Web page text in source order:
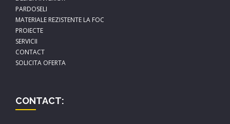
PARDOSELI
MATERIALE REZISTENTE LA FOC
PROIECTE
SERVICII
CONTACT
SOLICITA OFERTA
CONTACT: